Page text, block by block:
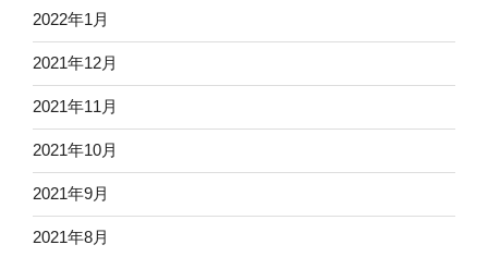
2022年1月
2021年12月
2021年11月
2021年10月
2021年9月
2021年8月